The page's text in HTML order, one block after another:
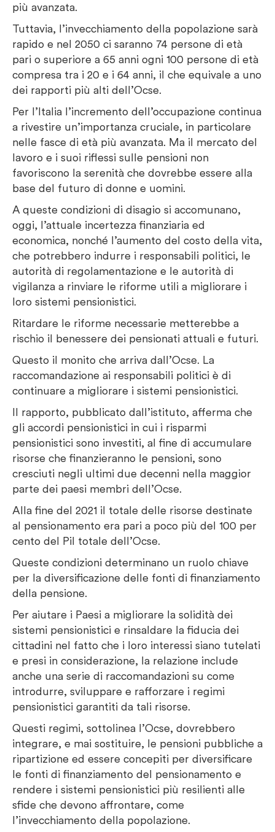
più avanzata.
Tuttavia, l’invecchiamento della popolazione sarà
rapido e nel 2050 ci saranno 74 persone di età
pari o superiore a 65 anni ogni 100 persone di età
compresa tra i 20 e i 64 anni, il che equivale a uno
dei rapporti più alti dell’Ocse.
Per l’Italia l’incremento dell’occupazione continua
a rivestire un’importanza cruciale, in particolare
nelle fasce di età più avanzata. Ma il mercato del
lavoro e i suoi riflessi sulle pensioni non
favoriscono la serenità che dovrebbe essere alla
base del futuro di donne e uomini.
A queste condizioni di disagio si accomunano,
oggi, l’attuale incertezza finanziaria ed
economica, nonché l’aumento del costo della vita,
che potrebbero indurre i responsabili politici, le
autorità di regolamentazione e le autorità di
vigilanza a rinviare le riforme utili a migliorare i
loro sistemi pensionistici.
Ritardare le riforme necessarie metterebbe a
rischio il benessere dei pensionati attuali e futuri.
Questo il monito che arriva dall’Ocse. La
raccomandazione ai responsabili politici è di
continuare a migliorare i sistemi pensionistici.
Il rapporto, pubblicato dall’istituto, afferma che
gli accordi pensionistici in cui i risparmi
pensionistici sono investiti, al fine di accumulare
risorse che finanzieranno le pensioni, sono
cresciuti negli ultimi due decenni nella maggior
parte dei paesi membri dell’Ocse.
Alla fine del 2021 il totale delle risorse destinate
al pensionamento era pari a poco più del 100 per
cento del Pil totale dell’Ocse.
Queste condizioni determinano un ruolo chiave
per la diversificazione delle fonti di finanziamento
della pensione.
Per aiutare i Paesi a migliorare la solidità dei
sistemi pensionistici e rinsaldare la fiducia dei
cittadini nel fatto che i loro interessi siano tutelati
e presi in considerazione, la relazione include
anche una serie di raccomandazioni su come
introdurre, sviluppare e rafforzare i regimi
pensionistici garantiti da tali risorse.
Questi regimi, sottolinea l’Ocse, dovrebbero
integrare, e mai sostituire, le pensioni pubbliche a
ripartizione ed essere concepiti per diversificare
le fonti di finanziamento del pensionamento e
rendere i sistemi pensionistici più resilienti alle
sfide che devono affrontare, come
l’invecchiamento della popolazione.